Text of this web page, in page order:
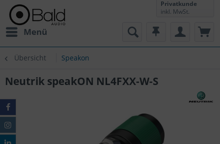
Menü
Privatkunde
inkl. MwSt.
Übersicht Speakon
Neutrik speakON NL4FXX-W-S